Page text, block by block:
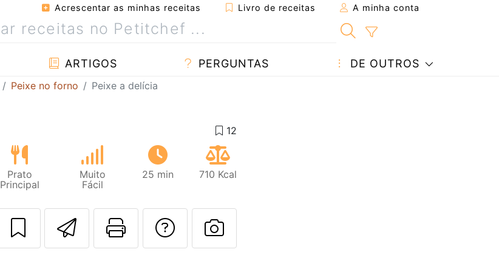
Acrescentar as minhas receitas Livro de receitas A minha conta
ARTIGOS PERGUNTAS DE OUTROS
Peixe no forno Peixe a delícia
Prato
Principal
Muito
Fácil
25 min 710 Kcal
Enviar esta receita a um amigo
Imprima esta página
Falar com o autor da receita
Fez esta receita? Compartilhe